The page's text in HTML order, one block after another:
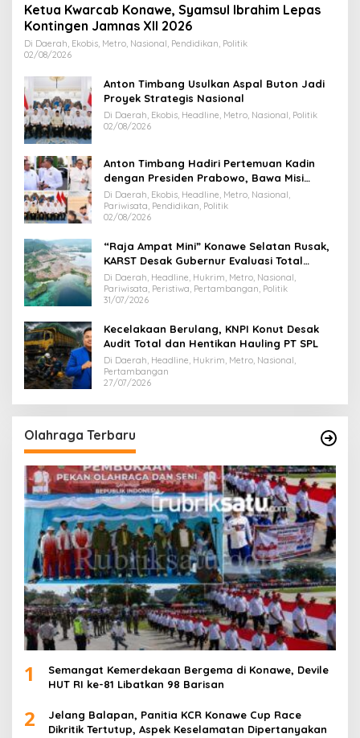
Ketua Kwarcab Konawe, Syamsul Ibrahim Lepas
Kontingen Jamnas XII 2026
Di Daerah, Ekobis, Metro, Nasional, Pendidikan, Politik
02/08/2026
Anton Timbang Usulkan Aspal Buton Jadi
Proyek Strategis Nasional
Di Daerah, Ekobis, Headline, Metro, Nasional, Politik
02/08/2026
Anton Timbang Hadiri Pertemuan Kadin
dengan Presiden Prabowo, Bawa Misi
Majukan Ekonomi Sultra
Di Daerah, Ekobis, Headline, Metro, Nasional,
Pariwisata, Pendidikan, Politik
02/08/2026
“Raja Ampat Mini” Konawe Selatan Rusak,
KARST Desak Gubernur Evaluasi Total
Dispar Sultra
Di Daerah, Headline, Hukrim, Metro, Nasional,
Pariwisata, Peristiwa, Pertambangan, Politik
31/07/2026
Kecelakaan Berulang, KNPI Konut Desak
Audit Total dan Hentikan Hauling PT SPL
Di Daerah, Headline, Hukrim, Metro, Nasional,
Pertambangan
27/07/2026
Olahraga Terbaru
1
Semangat Kemerdekaan Bergema di Konawe, Devile
HUT RI ke-81 Libatkan 98 Barisan
2
Jelang Balapan, Panitia KCR Konawe Cup Race
Dikritik Tertutup, Aspek Keselamatan Dipertanyakan